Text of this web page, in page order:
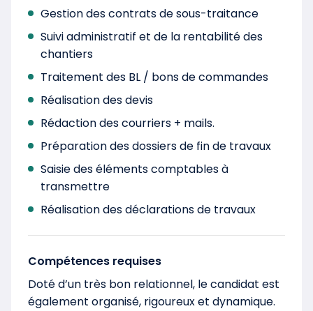
Gestion des contrats de sous-traitance
Suivi administratif et de la rentabilité des
chantiers
Traitement des BL / bons de commandes
Réalisation des devis
Rédaction des courriers + mails.
Préparation des dossiers de fin de travaux
Saisie des éléments comptables à
transmettre
Réalisation des déclarations de travaux
Compétences requises
Doté d’un très bon relationnel, le candidat est
également organisé, rigoureux et dynamique.